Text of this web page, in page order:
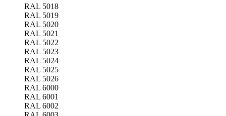
RAL 5018
RAL 5019
RAL 5020
RAL 5021
RAL 5022
RAL 5023
RAL 5024
RAL 5025
RAL 5026
RAL 6000
RAL 6001
RAL 6002